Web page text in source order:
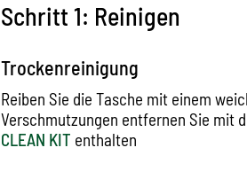
Schritt 1: Reinigen
Trockenreinigung
Reiben Sie die Tasche mit einem
Verschmutzungen entfernen Sie mit
CLEAN KIT enthalten